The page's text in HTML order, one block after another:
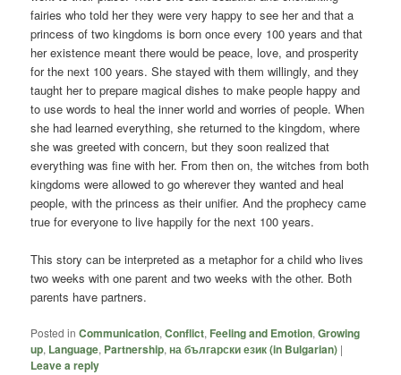
fairies who told her they were very happy to see her and that a
princess of two kingdoms is born once every 100 years and that
her existence meant there would be peace, love, and prosperity
for the next 100 years. She stayed with them willingly, and they
taught her to prepare magical dishes to make people happy and
to use words to heal the inner world and worries of people. When
she had learned everything, she returned to the kingdom, where
she was greeted with concern, but they soon realized that
everything was fine with her. From then on, the witches from both
kingdoms were allowed to go wherever they wanted and heal
people, with the princess as their unifier. And the prophecy came
true for everyone to live happily for the next 100 years.
This story can be interpreted as a metaphor for a child who lives
two weeks with one parent and two weeks with the other. Both
parents have partners.
Posted in Communication,Conflict, Feeling and Emotion,Growing
up, Language, Partnership,на български език (in Bulgarian) |
Leave a reply